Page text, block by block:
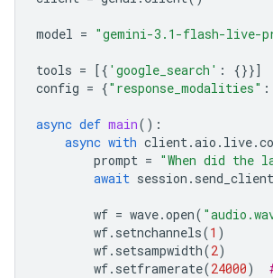
model = "gemini-3.1-flash-live-
tools = [{ 'google_search' :
{}}]
config = {"response_modalities" :
async def main():
async with client.aio . live.
prompt = "When did the
await session .
wf = wave.open(
wf. setnchannels(1 )
wf. setsampwidth(2)
wf. setframerate(24000)